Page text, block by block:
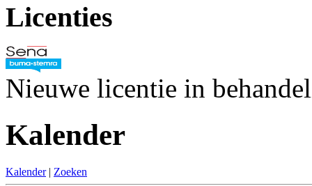
Licenties
Nieuwe licentie in
Kalender
Kalender | Zoeken